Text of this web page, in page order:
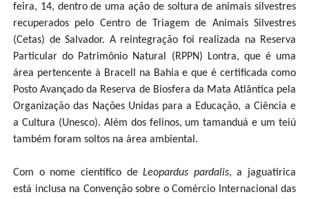
feira, 14, dentro de uma ação de soltura de animais silvestres
recuperados pelo Centro de Triagem de Animais Silvestres
(Cetas) de Salvador. A reintegração foi realizada na Reserva
Particular do Patrimônio Natural (RPPN) Lontra, que é uma
área pertencente à Bracell na Bahia e que é certificada como
Posto Avançado da Reserva de Biosfera da Mata Atlântica pela
Organização das Nações Unidas para a Educação, a Ciência e
a Cultura (Unesco). Além dos felinos, um tamanduá e um teiú
também foram soltos na área ambiental.
Com o nome científico deLeopardus pardalis, a jaguatirica
está inclusa na Convenção sobre o Comércio Internacional das